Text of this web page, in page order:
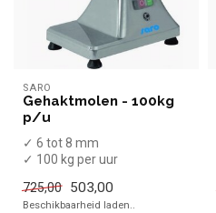
SARO
Gehaktmolen - 100kg
p/u
✓ 6 tot 8 mm
✓ 100 kg per uur
✓ 230 Volt
725,00 503,00
Beschikbaarheid laden..